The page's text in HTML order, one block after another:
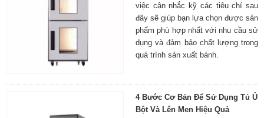
việc cân nhắc kỹ các tiêu chí sau
đây sẽ giúp bạn lựa chọn được sản
phẩm phù hợp nhất với nhu cầu sử
dụng và đảm bảo chất lượng trong
quá trình sản xuất bánh.
4 Bước Cơ Bản Để Sử Dụng Tủ Ủ
Bột Và Lên Men Hiệu Quả